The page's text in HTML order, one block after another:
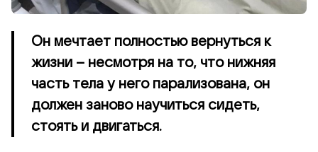
Он мечтает полностью вернуться к
жизни – несмотря на то, что нижняя
часть тела у него парализована, он
должен заново научиться сидеть,
стоять и двигаться.